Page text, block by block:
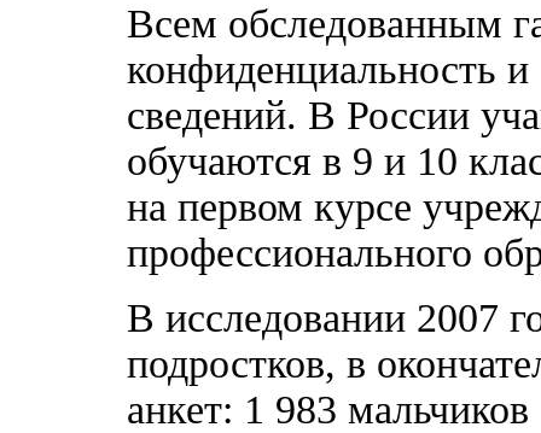
Всем обследованным
конфиденциальность
сведений. В России
обучаются в 9 и 10
на первом курсе
профессионального
В исследовании 2007
подростков, в
анкет: 1 983